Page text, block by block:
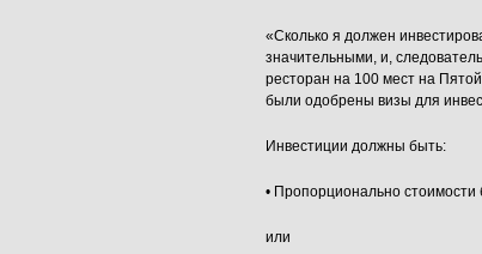
«Сколько я должен
значительными, и,
ресторан на 100 мест на
были одобрены визы для
Инвестиции должны быть:
• Пропорционально
или